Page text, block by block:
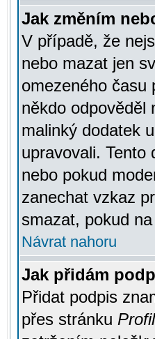
Jak změním
V případě, že
nebo mazat jen
omezeného
někdo
malinký dodatek
upravovali. Tento
nebo pokud
zanechat vzkaz
smazat, pokud
Návrat nahoru
Jak přidám
Přidat podpis
přes stránku Profil